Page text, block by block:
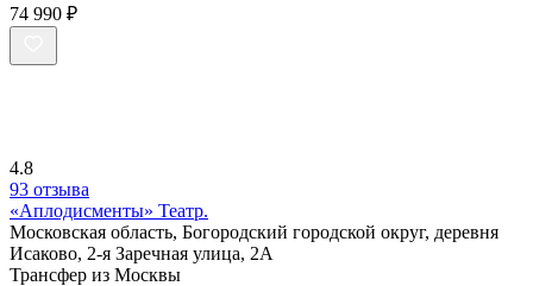
74 990 ₽
4.8
93 отзыва
«Аплодисменты» Театр.
Московская область, Богородский городской округ, деревня
Исаково, 2-я Заречная улица, 2А
Трансфер из Москвы